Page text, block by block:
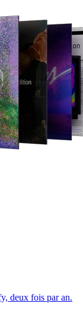
deux fois par an.